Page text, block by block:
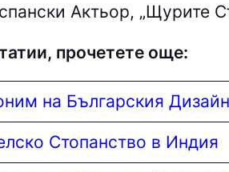
Актьор, „Щурите
прочетете още:
на Българския
Стопанство в Индия